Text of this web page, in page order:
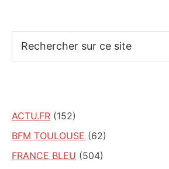
sur
ACTU.FR (152)
BFM TOULOUSE (62)
FRANCE BLEU (504)